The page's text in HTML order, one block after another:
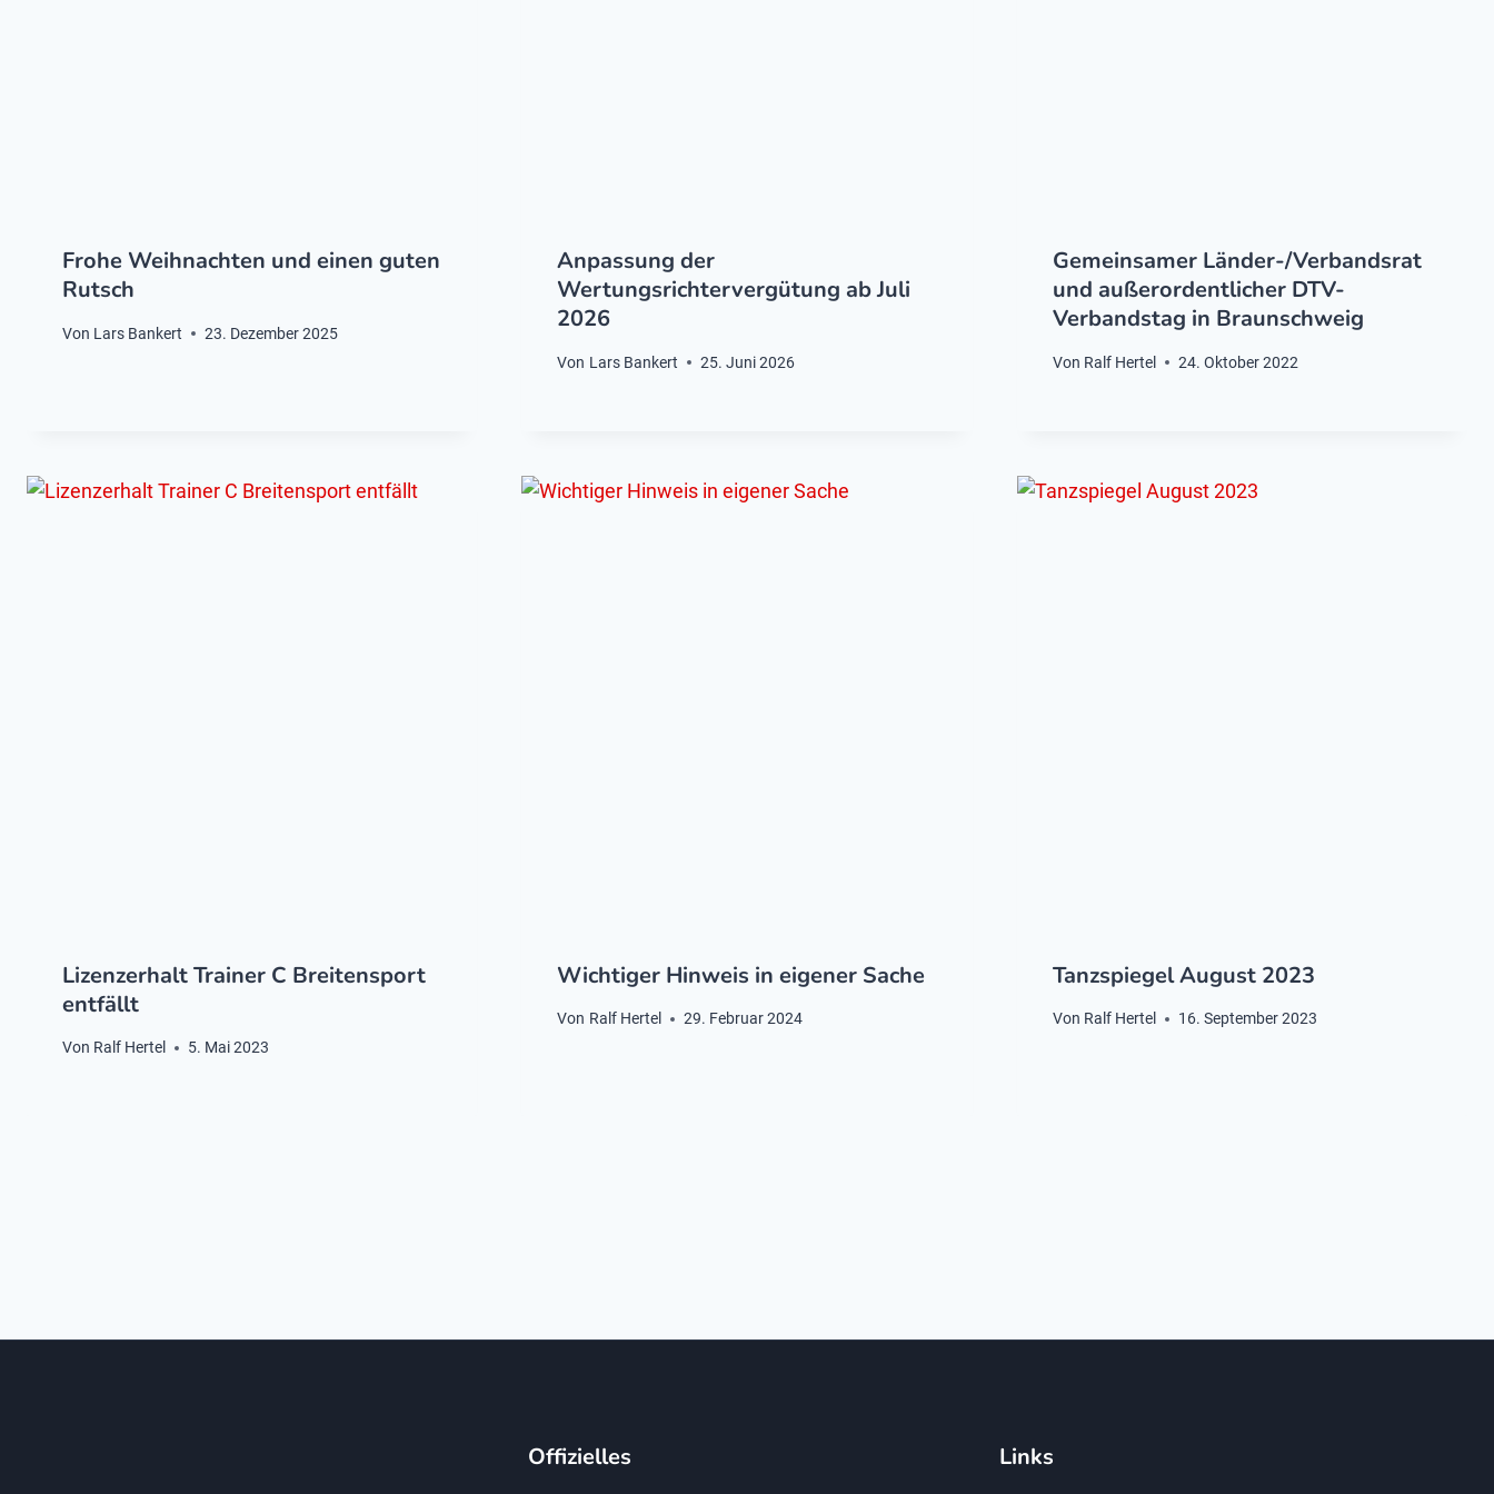
Frohe Weihnachten und einen guten
Rutsch
Von Lars Bankert 23. Dezember 2025
Anpassung der
Wertungsrichtervergütung ab Juli
2026
Von Lars Bankert 25. Juni 2026
Gemeinsamer Länder-/Verbandsrat
und außerordentlicher DTV-
Verbandstag in Braunschweig
Von Ralf Hertel 24. Oktober 2022
Lizenzerhalt Trainer C Breitensport
entfällt
Von Ralf Hertel 5. Mai 2023
Wichtiger Hinweis in eigener Sache
Von Ralf Hertel 29. Februar 2024
Tanzspiegel August 2023
Von Ralf Hertel 16. September 2023
Offizielles Links